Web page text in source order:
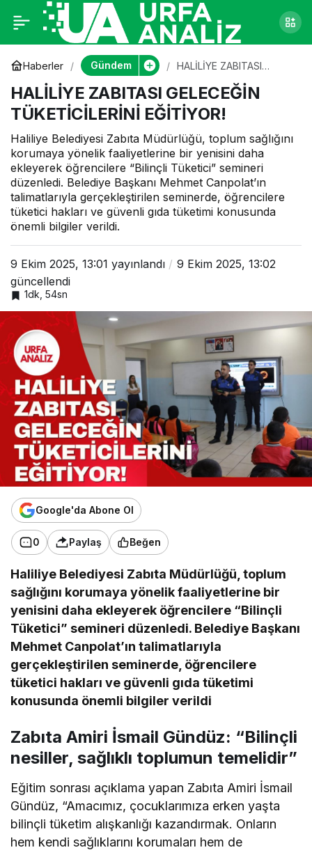
Haberler Gündem
HALİLİYE ZABITASI
TÜKETİCİLERİNİ
EĞİTİYOR!
HALİLİYE ZABITASI GELECEĞİN
TÜKETİCİLERİNİ EĞİTİYOR!
Haliliye Belediyesi Zabıta Müdürlüğü, toplum sağlığını
korumaya yönelik faaliyetlerine bir yenisini daha
ekleyerek öğrencilere “Bilinçli Tüketici” semineri
düzenledi. Belediye Başkanı Mehmet Canpolat’ın
talimatlarıyla gerçekleştirilen seminerde, öğrencilere
tüketici hakları ve güvenli gıda tüketimi konusunda
önemli bilgiler verildi.
9 Ekim 2025, 13:01 yayınlandı
9 Ekim 2025, 13:02
güncellendi
1dk, 54sn
Google'da Abone Ol
0 Paylaş Beğen
Haliliye Belediyesi Zabıta Müdürlüğü, toplum
sağlığını korumaya yönelik faaliyetlerine bir
yenisini daha ekleyerek öğrencilere “Bilinçli
Tüketici” semineri düzenledi. Belediye Başkanı
Mehmet Canpolat’ın talimatlarıyla
gerçekleştirilen seminerde, öğrencilere
tüketici hakları ve güvenli gıda tüketimi
konusunda önemli bilgiler verildi
Zabıta Amiri İsmail Gündüz: “Bilinçli
nesiller, sağlıklı toplumun temelidir”
Eğitim sonrası açıklama yapan Zabıta Amiri İsmail
Gündüz, “Amacımız, çocuklarımıza erken yaşta
bilinçli tüketim alışkanlığı kazandırmak. Onların
hem kendi sağlıklarını korumaları hem de
HALİLİYE ZABITASI
GELECEĞİN
TÜKETİCİLERİNİ
EĞİTİYOR!
0